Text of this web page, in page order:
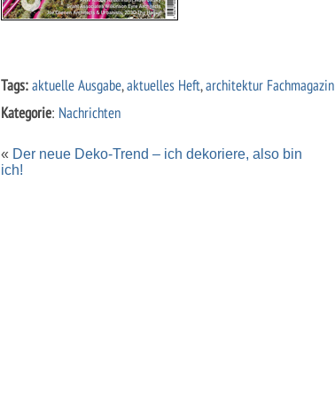
Tags:aktuelle Ausgabe,aktuelles Heft,architektur Fachmagazin
Kategorie: Nachrichten
« Der neue Deko-Trend – ich dekoriere, also bin
ich!